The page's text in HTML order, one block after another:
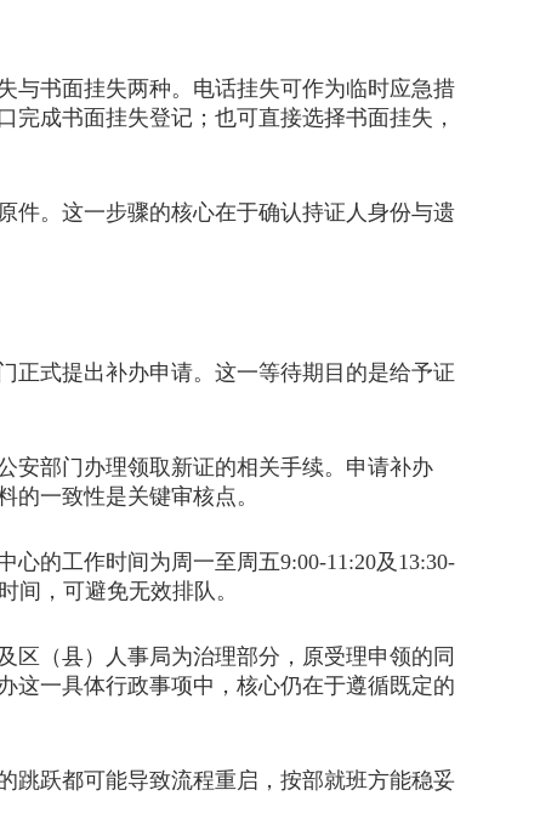
书面挂失两种。电话挂失可作为临时应急措
成书面挂失登记；也可直接选择书面挂失，
。这一步骤的核心在于确认持证人身份与遗
式提出补办申请。这一等待期目的是给予证
部门办理领取新证的相关手续。申请补办
一致性是关键审核点。
的工作时间为周一至周五9:00-11:20及13:30-
间，可避免无效排队。
（县）人事局为治理部分，原受理申领的同
这一具体行政事项中，核心仍在于遵循既定的
跃都可能导致流程重启，按部就班方能稳妥